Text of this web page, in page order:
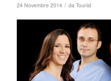
24 Novembre 2014 / da Tourist